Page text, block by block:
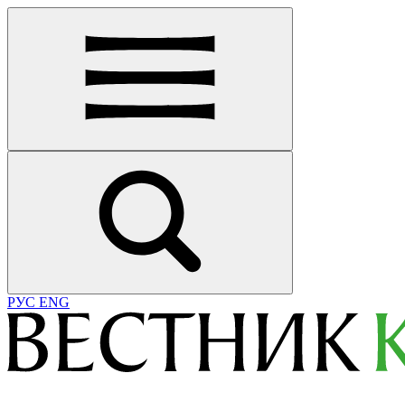
РУС ENG